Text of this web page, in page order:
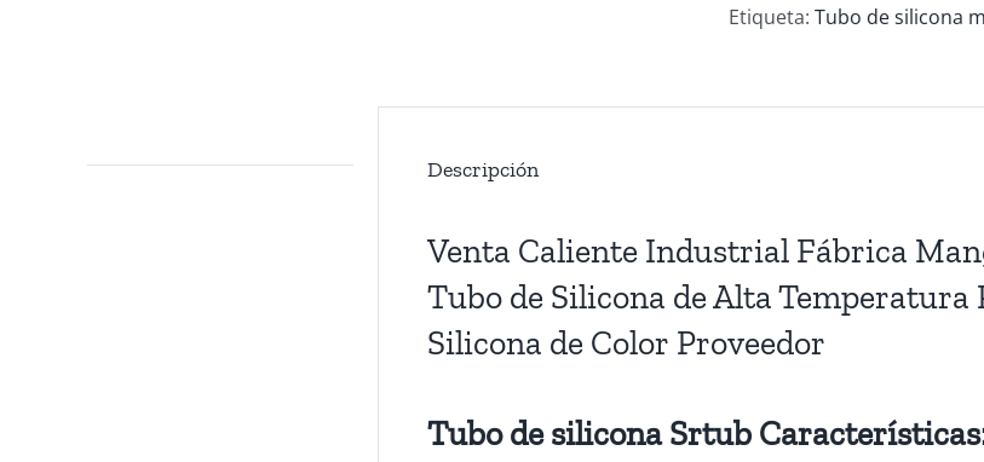
Etiqueta: Tubo de silicona
Descripción
Venta Caliente Industrial Fábrica
Tubo de Silicona de Alta Temperatura
Silicona de Color Proveedor
Tubo de silicona Srtub